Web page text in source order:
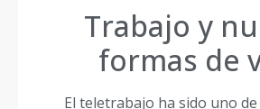
Trabajo y
formas de
El teletrabajo ha sido uno